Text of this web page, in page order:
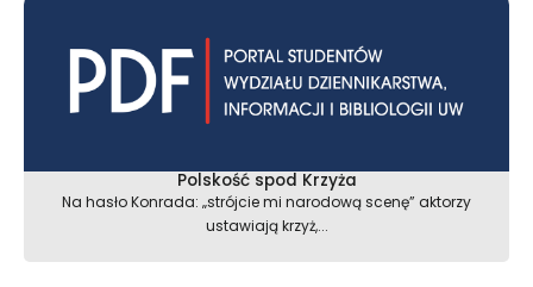
Polskość spod Krzyża
Na hasło Konrada: „strójcie mi narodową scenę” aktorzy
ustawiają krzyż,...